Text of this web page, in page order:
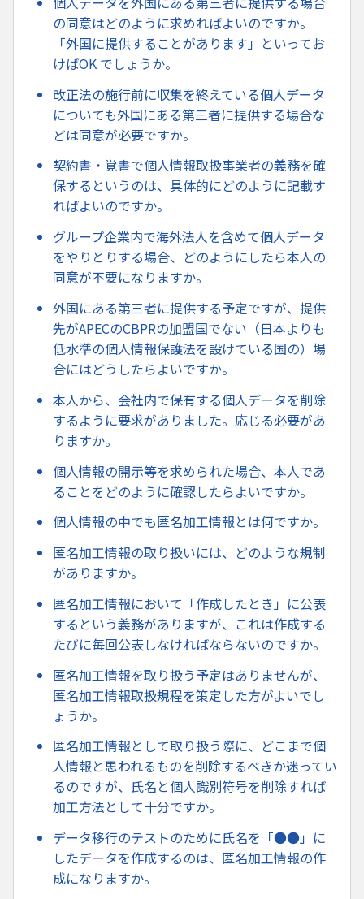
の同意はどのように求めればよいのですか。
「外国に提供することがあります」といってお
けばOK でしょうか。
改正法の施行前に収集を終えている個人データ
についても外国にある第三者に提供する場合な
どは同意が必要ですか。
契約書・覚書で個人情報取扱事業者の義務を確
保するというのは、具体的にどのように記載す
ればよいのですか。
グループ企業内で海外法人を含めて個人データ
をやりとりする場合、どのようにしたら本人の
同意が不要になりますか。
外国にある第三者に提供する予定ですが、提供
先がAPECのCBPRの加盟国でない（日本よりも
低水準の個人情報保護法を設けている国の）場
合にはどうしたらよいですか。
本人から、会社内で保有する個人データを削除
するように要求がありました。応じる必要があ
りますか。
個人情報の開示等を求められた場合、本人であ
ることをどのように確認したらよいですか。
個人情報の中でも匿名加工情報とは何ですか。
匿名加工情報の取り扱いには、どのような規制
がありますか。
匿名加工情報において「作成したとき」に公表
するという義務がありますが、これは作成する
たびに毎回公表しなければならないのですか。
匿名加工情報を取り扱う予定はありませんが、
匿名加工情報取扱規程を策定した方がよいでし
ょうか。
匿名加工情報として取り扱う際に、どこまで個
人情報と思われるものを削除するべきか迷ってい
るのですが、氏名と個人識別符号を削除すれば
加工方法として十分ですか。
データ移行のテストのために氏名を「●●」に
したデータを作成するのは、匿名加工情報の作
成になりますか。